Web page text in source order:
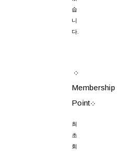
습
니
다.
Membership
Point܀
최
초
회